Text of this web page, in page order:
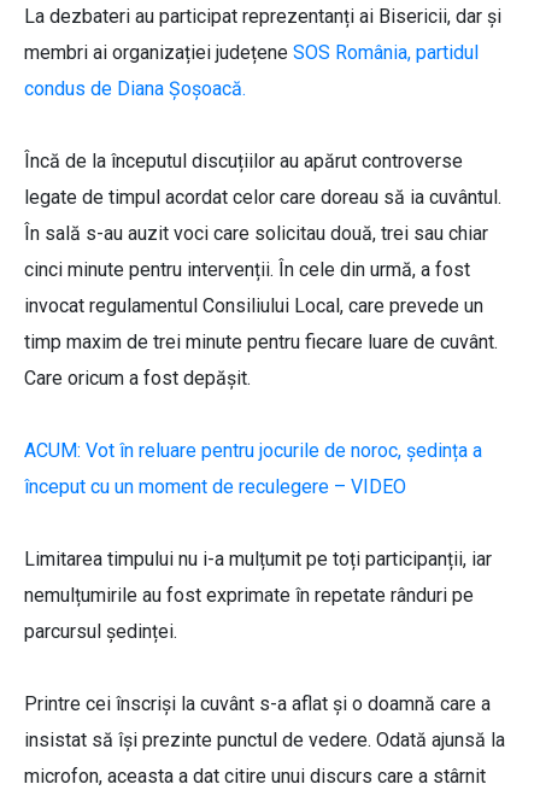
La dezbateri au participat reprezentanți ai Bisericii, dar și
membri ai organizației județene SOS România, partidul
condus de Diana Șoșoacă.
Încă de la începutul discuțiilor au apărut controverse
legate de timpul acordat celor care doreau să ia cuvântul.
În sală s-au auzit voci care solicitau două, trei sau chiar
cinci minute pentru intervenții. În cele din urmă, a fost
invocat regulamentul Consiliului Local, care prevede un
timp maxim de trei minute pentru fiecare luare de cuvânt.
Care oricum a fost depășit.
ACUM: Vot în reluare pentru jocurile de noroc, ședința a
început cu un moment de reculegere – VIDEO
Limitarea timpului nu i-a mulțumit pe toți participanții, iar
nemulțumirile au fost exprimate în repetate rânduri pe
parcursul ședinței.
Printre cei înscriși la cuvânt s-a aflat și o doamnă care a
insistat să își prezinte punctul de vedere. Odată ajunsă la
microfon, aceasta a dat citire unui discurs care a stârnit